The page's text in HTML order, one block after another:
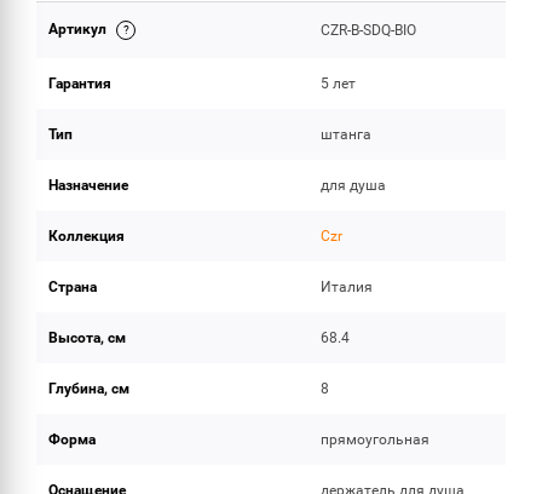
ОБЪЕМ ПОСТАВКИ
Артикул CZR-B-SDQ-BIO
Гарантия 5 лет
Тип штанга
Назначение для душа
Коллекция Czr
Страна Италия
Высота, см 68.4
Глубина, см 8
Форма прямоугольная
Оснащение держатель для душа